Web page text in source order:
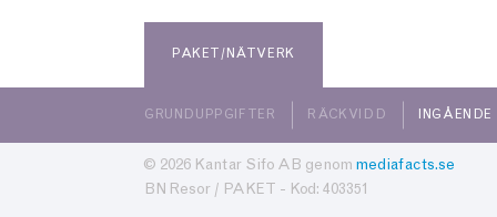
PAKET/NÄTVERK
GRUNDUPPGIFTER RÄCKVIDD
© 2026 Kantar Sifo AB genom mediafacts.se
BN Resor / PAKET - Kod: 403351